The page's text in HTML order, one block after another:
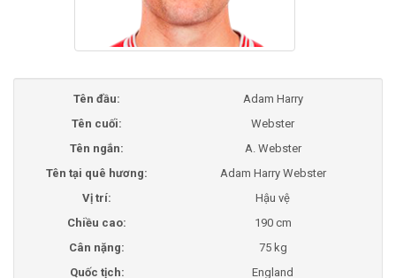
Tên đầu:
Adam Harry
Tên cuối:
Webster
Tên ngắn:
A. Webster
Tên tại quê hương:
Adam Harry Webster
Vị trí:
Hậu vệ
Chiều cao:
190 cm
Cân nặng:
75 kg
Quốc tịch:
England